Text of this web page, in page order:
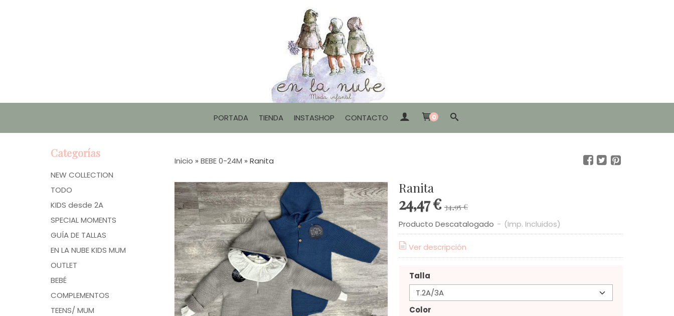
PORTADA TIENDA INSTASHOP CONTACTO 0
Categorías
NEW COLLECTION
TODO
KIDS desde 2A
SPECIAL MOMENTS
GUÍA DE TALLAS
EN LA NUBE KIDS MUM
OUTLET
BEBÉ
COMPLEMENTOS
TEENS/ MUM
Inicio » BEBE 0-24M » Ranita
Ranita
24,47 € 34,95 €
Producto Descatalogado - (Imp. Incluidos)
Ver descripción
Talla
Color